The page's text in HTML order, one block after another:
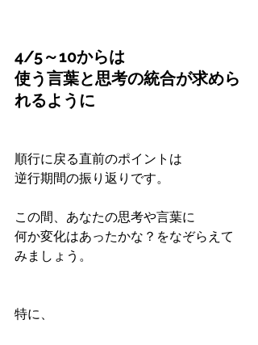
4/5～10からは
使う言葉と思考の統合が求めら
れるように
順行に戻る直前のポイントは
逆行期間の振り返りです。
この間、あなたの思考や言葉に
何か変化はあったかな？をなぞらえて
みましょう。
特に、